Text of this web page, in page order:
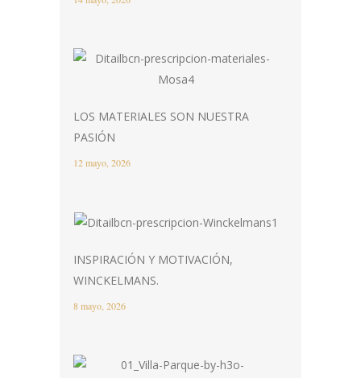
LOS MATERIALES SON NUESTRA
PASIÓN
12 mayo, 2026
INSPIRACIÓN Y MOTIVACIÓN,
WINCKELMANS.
8 mayo, 2026